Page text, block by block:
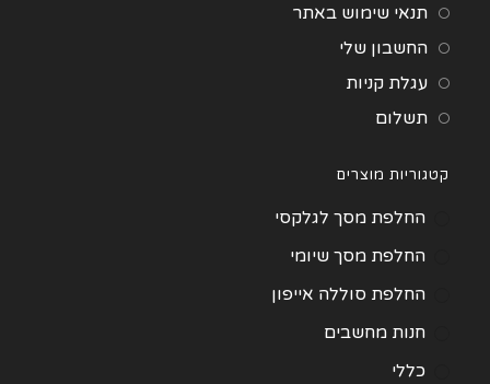
תנאי שימוש באתר
החשבון שלי
עגלת קניות
תשלום
קטגוריות מוצרים
החלפת מסך לגלקסי
החלפת מסך שיומי
החלפת סוללה אייפון
חנות מחשבים
כללי